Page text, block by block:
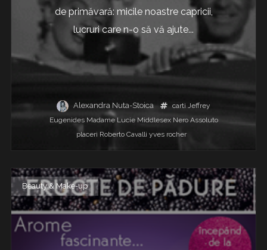
de primăvară: micile noastre capricii,
lucruri care n-o să vă ajute...
Alexandra Nuta-Stoica carti Jeffrey
Eugenides Madame Lucie Middlesex Nero Assoluto
placeri Roberto Cavalli yves rocher
Beauty & Make-up